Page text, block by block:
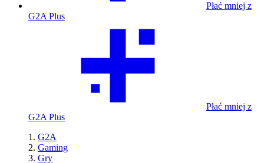
Płać mniej z
G2A Plus
Płać mniej z
G2A Plus
G2A
Gaming
Gry